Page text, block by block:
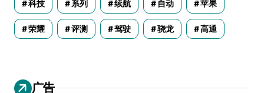
科技 系列 续航 自动 苹果
荣耀 评测 驾驶 骁龙 高通
广告